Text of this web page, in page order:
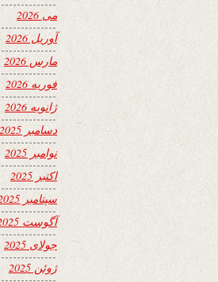
می 2026
آوریل 2026
مارس 2026
فوریه 2026
ژانویه 2026
دسامبر 2025
نوامبر 2025
اکتبر 2025
سپتامبر 2025
آگوست 2025
جولای 2025
ژوئن 2025